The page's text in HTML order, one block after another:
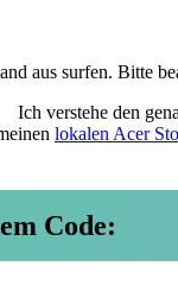
aus surfen. Bitte
Ich verstehe den
lokalen Acer
Code: